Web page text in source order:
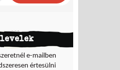
e-mailben
értesülni